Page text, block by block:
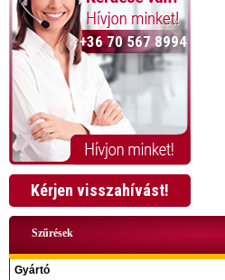
+36 70 567 8994
Kérjen visszahívást!
Szűrések
Gyártó